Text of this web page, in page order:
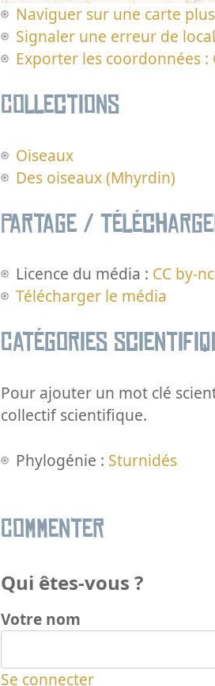
Naviguer sur une carte
Signaler une erreur de
Exporter les coordonnées :
Collections
Oiseaux
Des oiseaux (Mhyrdin)
Partage /
Licence du média : CC by-
Télécharger le média
Catégories
Pour ajouter un mot clé
collectif scientifique.
Phylogénie : Sturnidés
Commenter
Qui êtes-vous ?
Votre nom
Se connecter